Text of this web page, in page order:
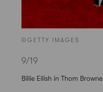
©GETTY IMAGES
9/19
Billie Eilish in Thom Browne